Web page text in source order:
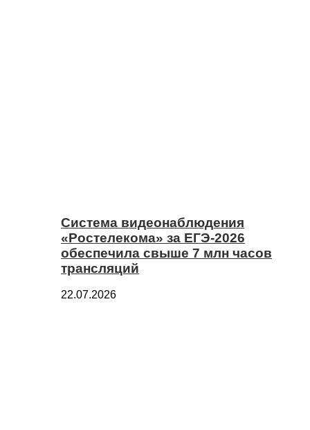
Система видеонаблюдения
«Ростелекома» за ЕГЭ-2026
обеспечила свыше 7 млн часов
трансляций
22.07.2026